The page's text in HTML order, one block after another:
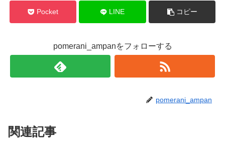
Pocket LINE コピー
pomerani_ampanをフォローする
pomerani_ampan
関連記事